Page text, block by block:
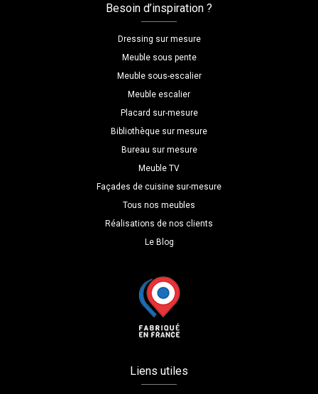
Besoin d’inspiration ?
Dressing sur mesure
Meuble sous pente
Meuble sous-escalier
Meuble escalier
Placard sur-mesure
Bibliothèque sur mesure
Bureau sur mesure
Meuble TV
Façades de cuisine sur-mesure
Tous nos meubles
Réalisations de nos clients
Le Blog
Liens utiles